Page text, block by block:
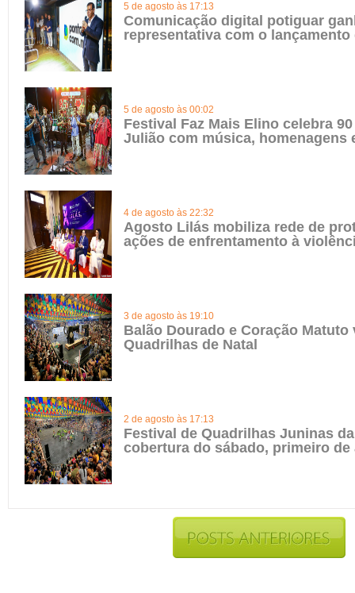
5 de agosto às 17:13
Comunicação digital potiguar
representativa com o lançamento
5 de agosto às 00:02
Festival Faz Mais Elino celebra
Julião com música, homenagens
4 de agosto às 22:32
Agosto Lilás mobiliza rede de
ações de enfrentamento à
3 de agosto às 19:10
Balão Dourado e Coração Matuto
Quadrilhas de Natal
2 de agosto às 17:13
Festival de Quadrilhas Juninas
cobertura do sábado, primeiro de